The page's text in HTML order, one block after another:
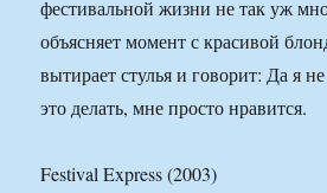
фестивальной жизни не так уж
объясняет момент с красивой
вытирает стулья и говорит: Да я
это делать, мне просто нравится.
Festival Express (2003)